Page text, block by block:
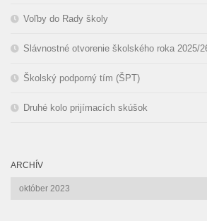
Voľby do Rady školy
Slávnostné otvorenie školského roka 2025/
Školský podporný tím (ŠPT)
Druhé kolo prijímacích skúšok
ARCHÍV
Archív